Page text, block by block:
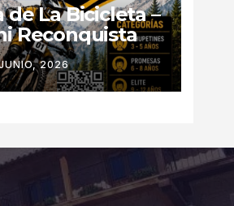
de La Bicicleta –
Reconquista
2026